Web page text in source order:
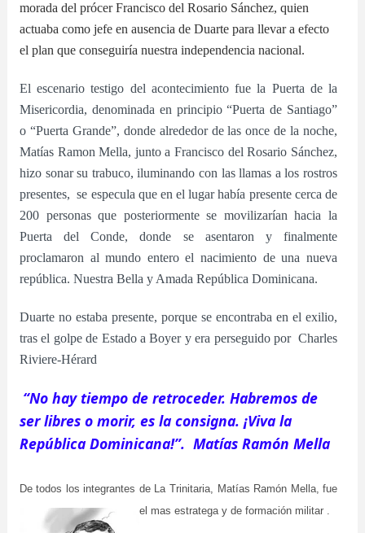
morada del prócer Francisco del Rosario Sánchez, quien
actuaba como jefe en ausencia de Duarte para llevar a efecto
el plan que conseguiría nuestra independencia nacional.
El escenario testigo del acontecimiento fue la Puerta de la
Misericordia, denominada en principio “Puerta de Santiago”
o “Puerta Grande”, donde alrededor de las once de la noche,
Matías Ramon Mella, junto a Francisco del Rosario Sánchez,
hizo sonar su trabuco, iluminando con las llamas a los rostros
presentes, se especula que en el lugar había presente cerca de
200 personas que posteriormente se movilizarían hacia la
Puerta del Conde, donde se asentaron y finalmente
proclamaron al mundo entero el nacimiento de una nueva
república. Nuestra Bella y Amada República Dominicana.
Duarte no estaba presente, porque se encontraba en el exilio,
tras el golpe de Estado a Boyer y era perseguido por Charles
Riviere-Hérard
“No hay tiempo de retroceder. Habremos de
ser libres o morir, es la consigna. ¡Viva la
República Dominicana!”. Matías Ramón Mella
De todos los integrantes de La Trinitaria, Matías Ramón Mella, fue
el mas estratega y de formación militar .